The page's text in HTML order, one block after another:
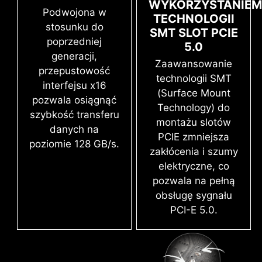
Procesor / Układ scalony zasilania PWM
Podwojona w
stosunku do
poprzedniej
generacji,
przepustowość
interfejsu x16
pozwala osiągnąć
szybkość transferu
danych na
poziomie 128 GB/s.
WYKORZYSTANIEM
TECHNOLOGII
SMT SLOT PCIE
5.0
Zaawansowanie
technologii SMT
(Surface Mount
Technology) do
montażu slotów
PCIE zmniejsza
zakłócenia i szumy
elektryczne, co
pozwala na pełną
obsługę sygnału
PCI-E 5.0.
zaoferować użytkownikom niezwykłą wydajność
pamięci.
Zaawansowany proces montażu
powierzchniowego SMT (Surface Mount
Technology) redukuje ilość błędów
związanych z lutowaniem slotów,
zakłóceniami elektromagnetycznymi i
interferencjami, pozwalając na
dostarczenie niezakłóconego, czystego
sygnału. Montaż ten, w połączeniu z
wyjątkową technologią Memory Boost,
pozwala płytom głównym MSI na
dostarczenie czystego sygnału DDR5 o
wysokiej częstotliwości.
Korzystaj z predefiniowanych profili XMP i
automatycznie podkręcaj kompatybilną z nimi
VMD (VOLUME MANAGEMENT